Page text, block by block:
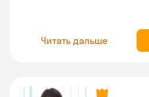
Читать дальше